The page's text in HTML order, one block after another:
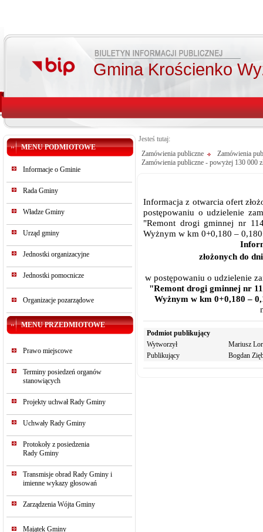
Gmina Krościenko
MENU PODMIOTOWE
Informacje o Gminie
Rada Gminy
Władze Gminy
Urząd gminy
Jednostki organizacyjne
Jednostki pomocnicze
Organizacje pozarządowe
MENU PRZEDMIOTOWE
Prawo miejscowe
Terminy posiedzeń organów
stanowiących
Projekty uchwał Rady Gminy
Uchwały Rady Gminy
Protokoły z posiedzenia
Rady Gminy
Transmisje obrad Rady Gminy i
imienne wykazy głosowań
Zarządzenia Wójta Gminy
Majątek Gminy
Jesteś tutaj:
Zamówienia publiczne
Zamówienia
Zamówienia publiczne - powyżej 130 000
Informacja z otwarcia ofert
postępowaniu o udzielenie
"Remont drogi gminnej nr
Wyżnym w km 0+0,180 –
złożonych do
w postępowaniu o udzielenie
"Remont drogi gminnej nr
Wyżnym w km 0+0,180 –
Podmiot publikujący
Wytworzył
Mariusz
Publikujący
Bogdan